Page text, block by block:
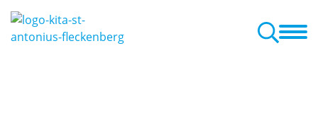
Pädagogische ArbeitFamilienzentrum AktuellesTermine